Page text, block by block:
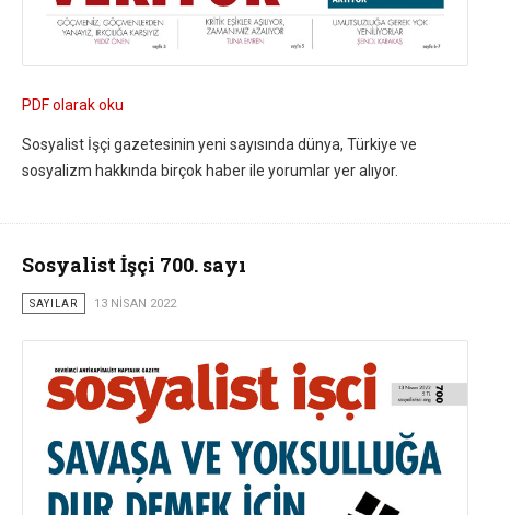
PDF olarak oku
Sosyalist İşçi gazetesinin yeni sayısında dünya, Türkiye ve
sosyalizm hakkında birçok haber ile yorumlar yer alıyor.
Sosyalist İşçi 700. sayı
SAYILAR 13 NISAN 2022